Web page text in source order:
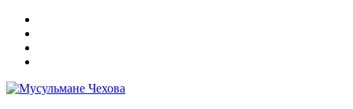
Перейти
содержимому